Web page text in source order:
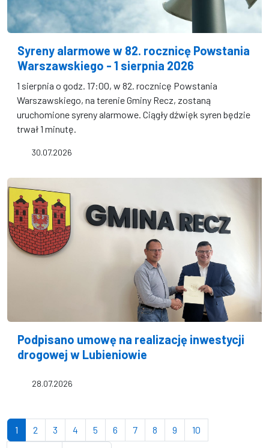
Syreny alarmowe w 82. rocznicę Powstania
Warszawskiego - 1 sierpnia 2026
1 sierpnia o godz. 17:00, w 82. rocznicę Powstania
Warszawskiego, na terenie Gminy Recz, zostaną
uruchomione syreny alarmowe. Ciągły dźwięk syren będzie
trwał 1 minutę.
30.07.2026
Podpisano umowę na realizację inwestycji
drogowej w Lubieniowie
28.07.2026
1 (bieżąca strona)
2 strona
3 strona
4 strona
5 strona
6 strona
7strona
8 strona
9 strona
10